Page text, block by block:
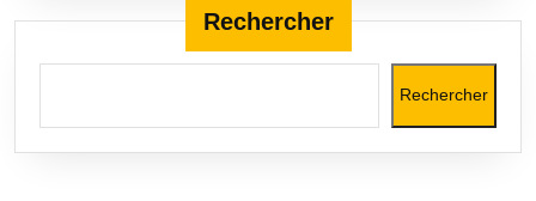
Rechercher
Rechercher